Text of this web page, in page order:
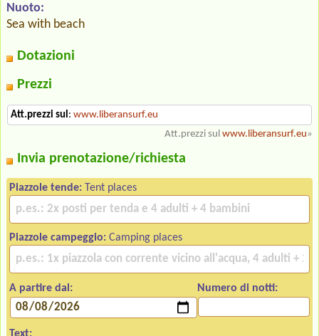
Nuoto:
Sea with beach
Dotazioni
Prezzi
Att.prezzi sul : www.liberansurf.eu
Att.prezzi sul www.liberansurf.eu»
Invia prenotazione/richiesta
Piazzole tende: Tent places
Piazzole campeggio: Camping places
A partire dal: Numero di notti: